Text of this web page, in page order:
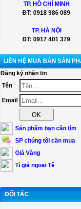
TP. HỒ CHÍ MINH
ĐT:0918 986 089
TP. HÀ NỘI
ĐT:0917 401 379
LIÊN HỆ MUA BÁN SẢN
Đăng ký nhận tin
Tên
Email
Sản phẩm bạn cần tìm
SP chúng tôi cần mua
Giá Vàng
Tỉ giá ngoại Tệ
ĐỐI TÁC